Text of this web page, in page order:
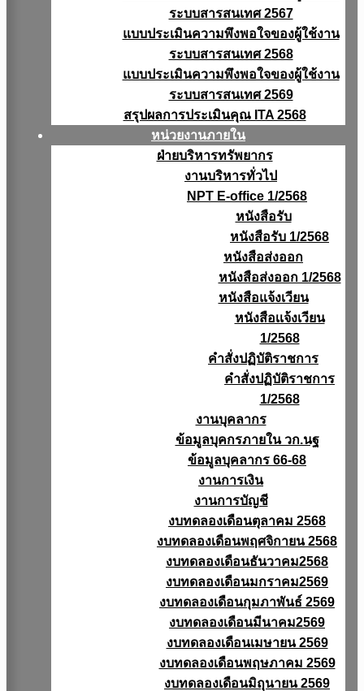
ระบบสารสนเทศ 2567
แบบประเมินความพึงพอใจของผู้ใช้งาน
ระบบสารสนเทศ 2568
แบบประเมินความพึงพอใจของผู้ใช้งาน
ระบบสารสนเทศ 2569
สรุปผลการประเมินคุณ ITA 2568
หน่วยงานภายใน
ฝ่ายบริหารทรัพยากร
งานบริหารทั่วไป
NPT E-office 1/2568
หนังสือรับ
หนังสือรับ 1/2568
หนังสือส่งออก
หนังสือส่งออก 1/2568
หนังสือแจ้งเวียน
หนังสือเเจ้งเวียน
1/2568
คำสั่งปฏิบัติราชการ
คำสั่งปฏิบัติราชการ
1/2568
งานบุคลากร
ข้อมูลบุคกรภายใน วก.นฐ
ข้อมูลบุคลากร 66-68
งานการเงิน
งานการบัญชี
งบทดลองเดือนตุลาคม 2568
งบทดลองเดือนพฤศจิกายน 2568
งบทดลองเดือนธันวาคม2568
งบทดลองเดือนมกราคม2569
งบทดลองเดือนกุมภาพันธ์ 2569
งบทดลองเดือนมีนาคม2569
งบทดลองเดือนเมษายน 2569
งบทดลองเดือนพฤษภาคม 2569
งบทดลองเดือนมิถุนายน 2569